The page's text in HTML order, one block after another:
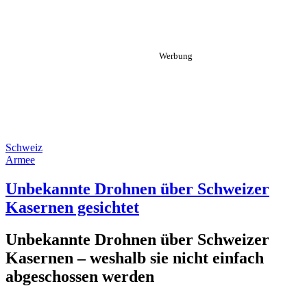
Schweiz
Armee
Unbekannte Drohnen über Schweizer
Kasernen gesichtet
Unbekannte Drohnen über Schweizer
Kasernen – weshalb sie nicht einfach
abgeschossen werden